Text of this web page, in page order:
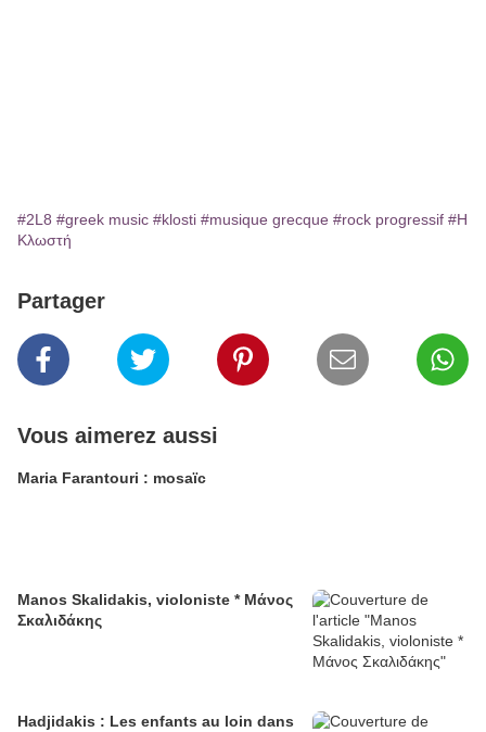
#2L8 #greek music #klosti #musique grecque #rock progressif #Η
Κλωστή
Partager
Vous aimerez aussi
Maria Farantouri : mosaïc
Manos Skalidakis, violoniste * Μάνος
Σκαλιδάκης
Hadjidakis : Les enfants au loin dans